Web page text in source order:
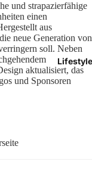
Lifestyle
und strapazierfähige
einen
aus
neue Generation von
soll. Neben
aktualisiert, das
und Sponsoren